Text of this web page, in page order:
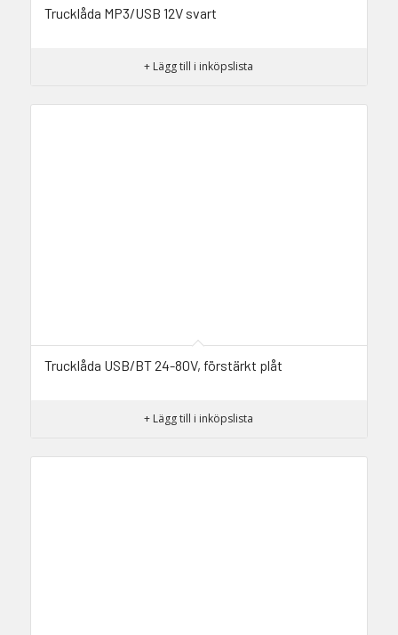
Trucklåda MP3/USB 12V svart
+ Lägg till i inköpslista
Trucklåda USB/BT 24-80V, förstärkt plåt
+ Lägg till i inköpslista